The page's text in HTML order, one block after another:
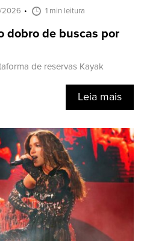
1 min leitura
dobro de buscas por
de reservas Kayak
Leia mais